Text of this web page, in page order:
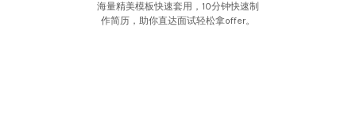
海量精美模板快速套用，10分钟快速制
作简历，助你直达面试轻松拿offer。